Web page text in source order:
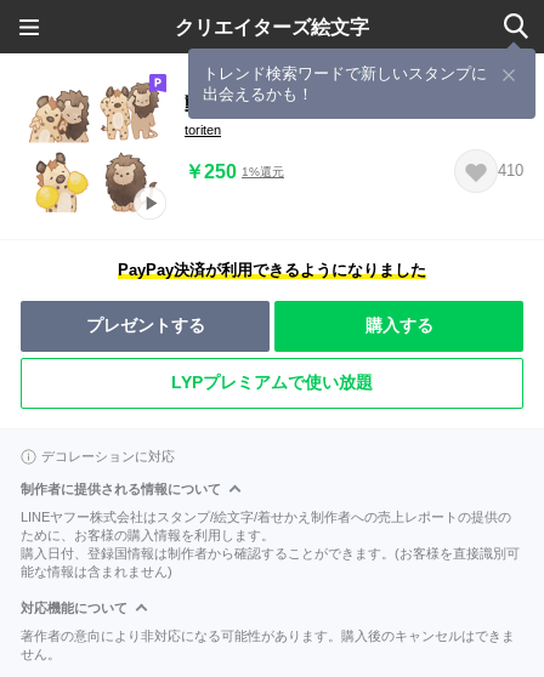
クリエイターズ絵文字
トレンド検索ワードで新しいスタンプに
出会えるかも！
動く！ハイエナとライオン
toriten
￥250 1%還元 410
PayPay決済が利用できるようになりました
プレゼントする 購入する
LYPプレミアムで使い放題
デコレーションに対応
制作者に提供される情報について
LINEヤフー株式会社はスタンプ/絵文字/着せかえ制作者への売上レポートの提供の
ために、お客様の購入情報を利用します。
購入日付、登録国情報は制作者から確認することができます。(お客様を直接識別可
能な情報は含まれません)
対応機能について
著作者の意向により非対応になる可能性があります。購入後のキャンセルはできま
せん。